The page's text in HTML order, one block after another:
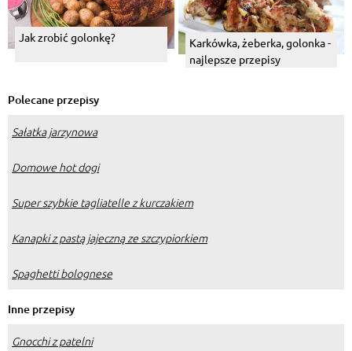
Jak zrobić golonkę?
Karkówka, żeberka, golonka -
najlepsze przepisy
Polecane przepisy
Sałatka jarzynowa
Domowe hot dogi
Super szybkie tagliatelle z kurczakiem
Kanapki z pastą jajeczną ze szczypiorkiem
Spaghetti bolognese
Inne przepisy
Gnocchi z patelni